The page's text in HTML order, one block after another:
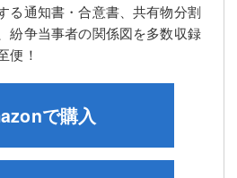
る通知書・合意書、共有物分割
紛争当事者の関係図を多数収録
便！
で購入